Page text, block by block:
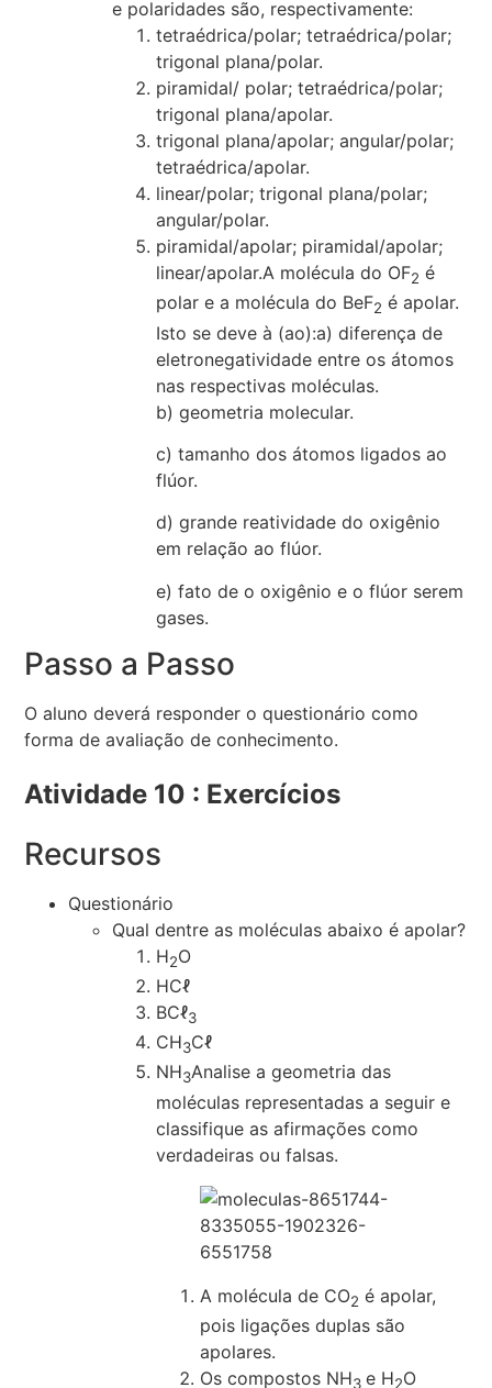
e polaridades são, respectivamente:
tetraédrica/polar; tetraédrica/polar;
trigonal plana/polar.
piramidal/ polar; tetraédrica/polar;
trigonal plana/apolar.
trigonal plana/apolar; angular/polar;
tetraédrica/apolar.
linear/polar; trigonal plana/polar;
angular/polar.
piramidal/apolar; piramidal/apolar;
linear/apolar.A molécula do OF2 é
polar e a molécula do BeF2 é apolar.
Isto se deve à (ao):a) diferença de
eletronegatividade entre os átomos
nas respectivas moléculas.
b) geometria molecular.
c) tamanho dos átomos ligados ao
flúor.
d) grande reatividade do oxigênio
em relação ao flúor.
e) fato de o oxigênio e o flúor serem
gases.
Passo a Passo
O aluno deverá responder o questionário como
forma de avaliação de conhecimento.
Atividade 10 : Exercícios
Recursos
Questionário
Qual dentre as moléculas abaixo é apolar?
H2O
HCℓ
BCℓ3
CH3Cℓ
NH3Analise a geometria das
moléculas representadas a seguir e
classifique as afirmações como
verdadeiras ou falsas.
A molécula de CO2 é apolar,
pois ligações duplas são
apolares.
Os compostos NH3e H2O